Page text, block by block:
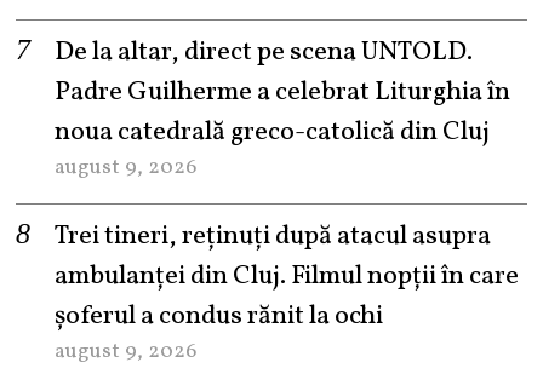
De la altar, direct pe scena UNTOLD.
Padre Guilherme a celebrat Liturghia în
noua catedrală greco-catolică din Cluj
august 9, 2026
Trei tineri, reținuți după atacul asupra
ambulanței din Cluj. Filmul nopții în care
șoferul a condus rănit la ochi
august 9, 2026